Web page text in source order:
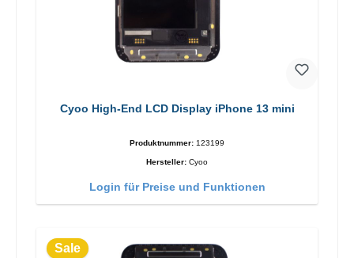
Cyoo High-End LCD Display iPhone 13 mini
Produktnummer: 123199
Hersteller: Cyoo
Login für Preise und Funktionen
Sale